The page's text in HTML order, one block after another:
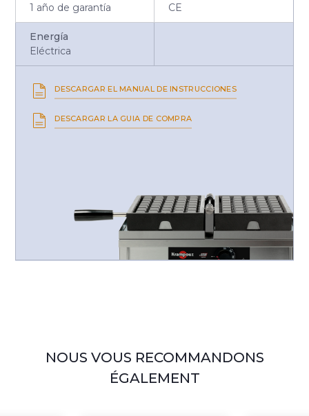
1 año de garantía
CE
Energía
Eléctrica
DESCARGAR EL MANUAL DE INSTRUCCIONES
DESCARGAR LA GUIA DE COMPRA
NOUS VOUS RECOMMANDONS
ÉGALEMENT